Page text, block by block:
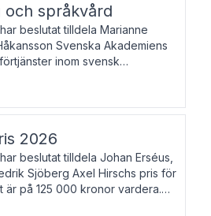
språkvård
beslutat tilldela Marianne
Svenska Akademiens
inom svensk
till minne av Carl Gabriel
år 2026. Prissumma
2026
beslutat tilldela Johan Erséus,
Sjöberg Axel Hirschs pris för
är på 125 000 kronor vardera.
är fackboksförfattare och